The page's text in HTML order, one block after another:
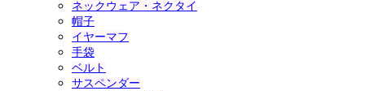
ネックウェア・ネクタイ
帽子
イヤーマフ
手袋
ベルト
サスペンダー